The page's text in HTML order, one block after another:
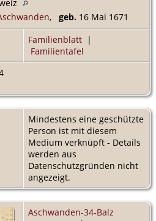
, geb. 16 Mai 1671
Familienblatt |
Familientafel
Mindestens eine geschützte
Person ist mit diesem
Medium verknüpft - Details
werden aus
Datenschutzgründen nicht
angezeigt.
Aschwanden-34-Balz